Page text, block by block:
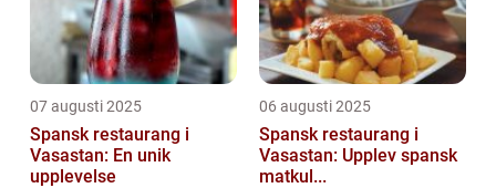
07 augusti 2025
Spansk restaurang i
Vasastan: En unik
upplevelse
06 augusti 2025
Spansk restaurang i
Vasastan: Upplev spansk
matkul...